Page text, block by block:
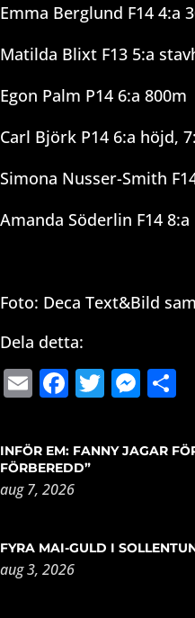
Emma Berglund F14 4:a
Matilda Blixt F13 5:a
Egon Palm P14 6:a 800m
Carl Björk P14 6:a höjd,
Simona Nusser-Smith
Amanda Söderlin F14
Foto: Deca Text&Bild
Dela detta:
EmailFacebook
Twitter
INFÖR EM: FANNY JAGAR
FÖRBEREDD”
aug 7, 2026
FYRA MAI-GULD I
aug 3, 2026